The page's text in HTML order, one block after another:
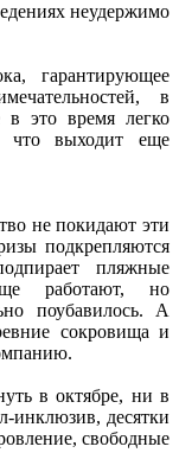
неудержимо
гарантирующее
в
в это время легко
что выходит еще
не покидают эти
подкрепляются
пляжные
работают, но
поубавилось. А
сокровища и
в октябре, ни в
инклюзив, десятки
свободные